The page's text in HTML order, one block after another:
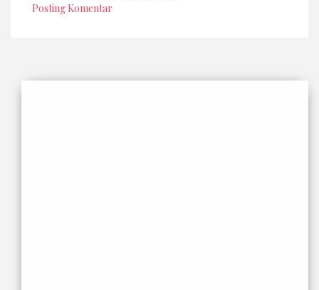
Posting Komentar